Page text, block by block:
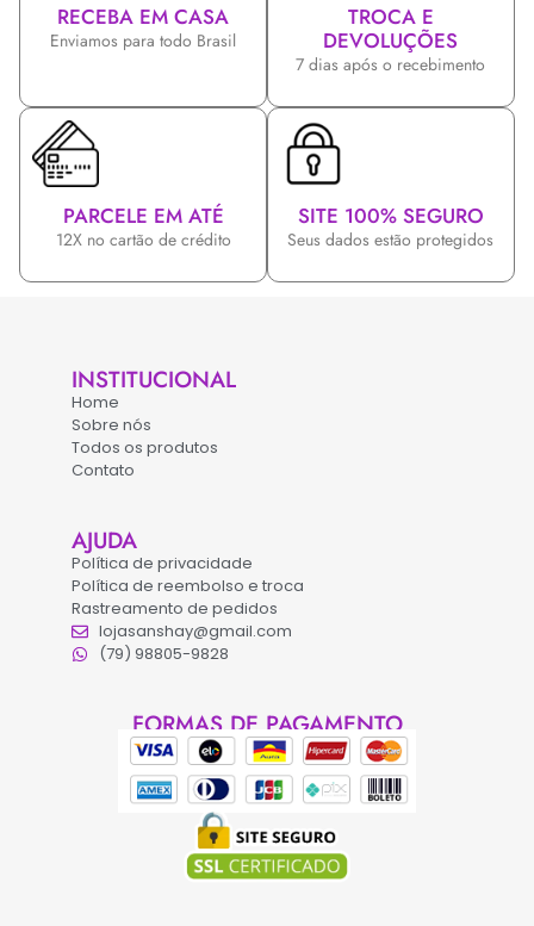
RECEBA EM CASA
Enviamos para todo Brasil
TROCA E
DEVOLUÇÕES
7 dias após o recebimento
PARCELE EM ATÉ
12X no cartão de crédito
SITE 100% SEGURO
Seus dados estão protegidos
INSTITUCIONAL
Home
Sobre nós
Todos os produtos
Contato
AJUDA
Política de privacidade
Política de reembolso e troca
Rastreamento de pedidos
lojasanshay@gmail.com
(79) 98805-9828
FORMAS DE PAGAMENTO